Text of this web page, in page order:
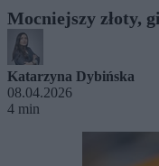
Mocniejszy złoty,
Katarzyna Dybińska
08.04.2026
4 min